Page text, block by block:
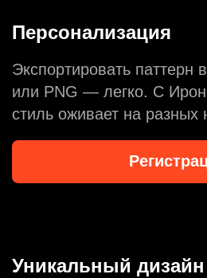
Персонализация
Экспортировать паттерн
или PNG — легко. С
стиль оживает на разных
Уникальный дизайн